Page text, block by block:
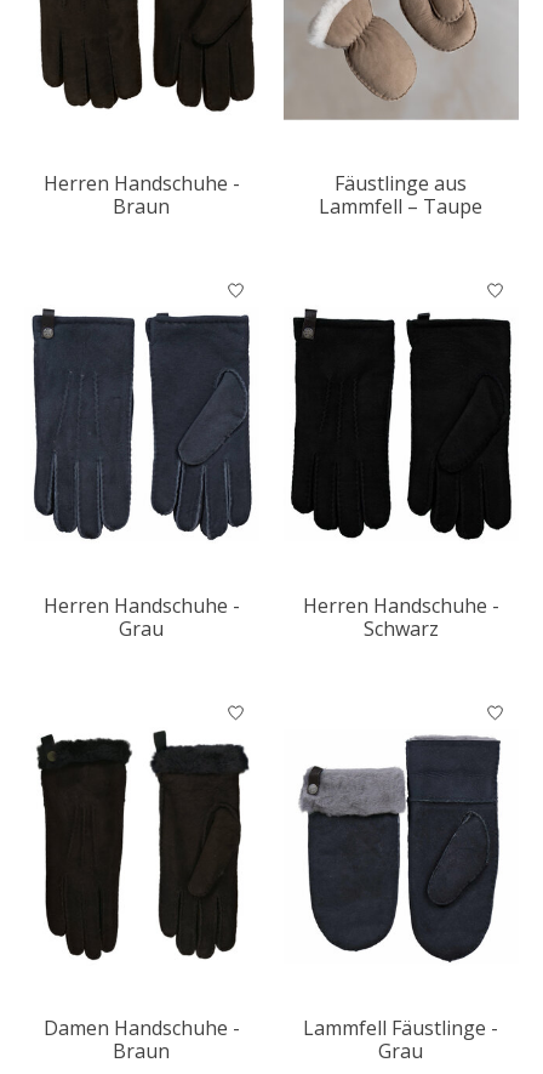
Herren Handschuhe -
Braun
Fäustlinge aus
Lammfell – Taupe
Herren Handschuhe -
Grau
Herren Handschuhe -
Schwarz
Damen Handschuhe -
Braun
Lammfell Fäustlinge -
Grau